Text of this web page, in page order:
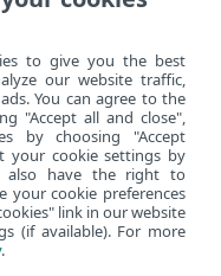
to give you the best
our website traffic,
You can agree to the
"Accept all and close",
by choosing "Accept
your cookie settings by
also have the right to
your cookie preferences
link in our website
(if available). For more
.